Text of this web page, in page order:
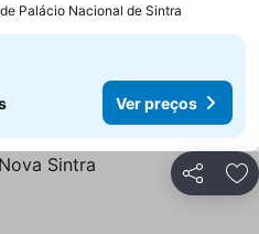
Palácio Nacional de Sintra
Ver preços
Partilhar